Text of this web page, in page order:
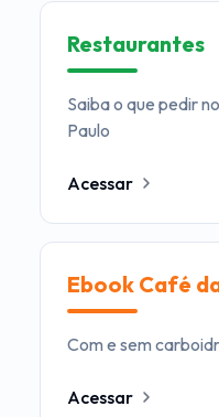
Restaurantes
Saiba o que pedir
Paulo
Acessar
Ebook Café
Com e sem
Acessar